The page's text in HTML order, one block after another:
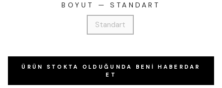
BOYUT — STANDART
Standart
ÜRÜN STOKTA OLDUĞUNDA BENI HABERDAR
ET